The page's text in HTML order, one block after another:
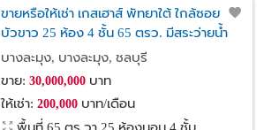
ขายหรือให้เช่า เกสเฮาส์ พัทยาใต้ ใกล้ซอย
บัวขาว 25 ห้อง 4 ชั้น 65 ตรว. มีสระว่ายน้ำ
ลิฟต์
บางละมุง, บางละมุง, ชลบุรี
ขาย: 30,000,000บาท
ให้เช่า: 200,000บาท/เดือน